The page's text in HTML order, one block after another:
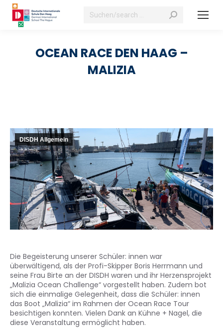
Suchen:
OCEAN RACE DEN HAAG –
MALIZIA
DISDH Allgemein
Die Begeisterung unserer Schüler: innen war
überwältigend, als der Profi-Skipper Boris Herrmann und
seine Frau Birte an der DISDH waren und ihr Herzensprojekt
„Malizia Ocean Challenge“ vorgestellt haben. Zudem bot
sich die einmalige Gelegenheit, dass die Schüler: innen
das Boot „Malizia“ im Rahmen der Ocean Race Tour
besichtigen konnten. Vielen Dank an Kühne + Nagel, die
diese Veranstaltung ermöglicht haben.